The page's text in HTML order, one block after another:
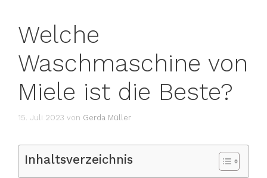
Welche
Waschmaschine von
Miele ist die Beste?
15. Juli 2023 von Gerda Müller
Inhaltsverzeichnis